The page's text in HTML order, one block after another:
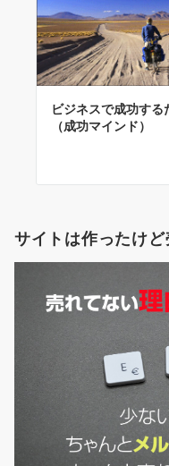
ビジネスで成功する
（成功マインド）
サイトは作ったけ